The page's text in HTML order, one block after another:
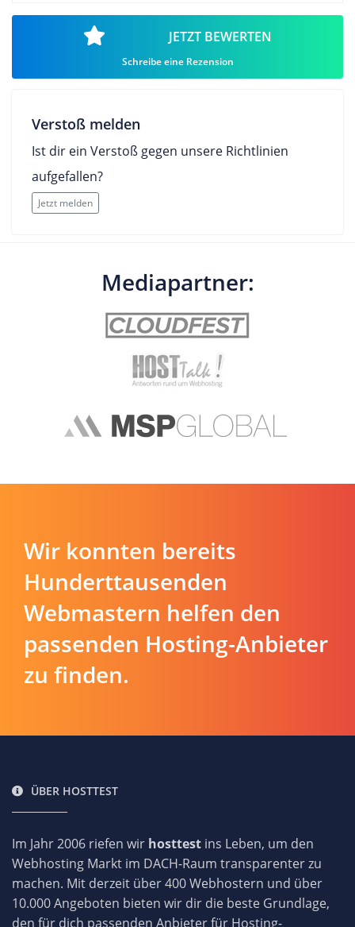
JETZT BEWERTEN
Schreibe eine Rezension
Verstoß melden
Ist dir ein Verstoß gegen unsere Richtlinien
aufgefallen?
Jetzt melden
Mediapartner:
Wir konnten bereits
Hunderttausenden
Webmastern helfen den
passenden Hosting-Anbieter
zu finden.
ÜBER HOSTTEST
Im Jahr 2006 riefen wir hosttest ins Leben, um den
Webhosting Markt im DACH-Raum transparenter zu
machen. Mit derzeit über 400 Webhostern und über
10.000 Angeboten bieten wir dir die beste Grundlage,
den für dich passenden Anbieter für Hosting-